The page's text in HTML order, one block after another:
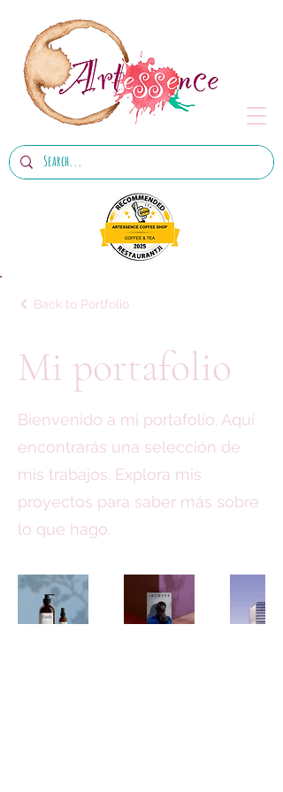
Back to Portfolio
Mi portafolio
Bienvenido a mi portafolio. Aquí
encontrarás una selección de
mis trabajos. Explora mis
proyectos para saber más sobre
lo que hago.